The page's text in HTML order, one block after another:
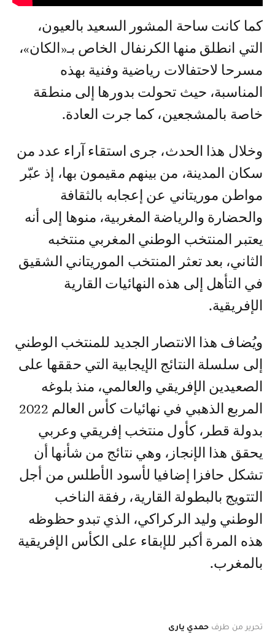
كما كانت ساحة المشور السعيد بالعيون،
التي انطلق منها الكرنفال الخاص بـ«الكان»،
مسرحا لاحتفالات رياضية وفنية بهذه
المناسبة، حيث تحولت بدورها إلى منطقة
خاصة بالمشجعين، كما جرت العادة.
وخلال هذا الحدث، جرى استقاء آراء عدد من
سكان المدينة، من بينهم مقيمون بها، إذ عبّر
مواطن موريتاني عن إعجابه بالثقافة
والحضارة والرياضة المغربية، منوها إلى أنه
يعتبر المنتخب الوطني المغربي منتخبه
الثاني، بعد تعثر المنتخب الموريتاني الشقيق
في التأهل إلى هذه النهائيات القارية
الإفريقية.
ويُضاف هذا الانتصار الجديد للمنتخب الوطني
إلى سلسلة النتائج الإيجابية التي حققها على
الصعيدين الإفريقي والعالمي، منذ بلوغه
المربع الذهبي في نهائيات كأس العالم 2022
بدولة قطر، كأول منتخب إفريقي وعربي
يحقق هذا الإنجاز، وهي نتائج من شأنها أن
تشكل حافزا إضافيا لأسود الأطلس من أجل
التتويج بالبطولة القارية، رفقة الناخب
الوطني وليد الركراكي، الذي تبدو حظوظه
هذه المرة أكبر للإبقاء على الكأس الإفريقية
بالمغرب.
تحرير من طرف حمدي يارى